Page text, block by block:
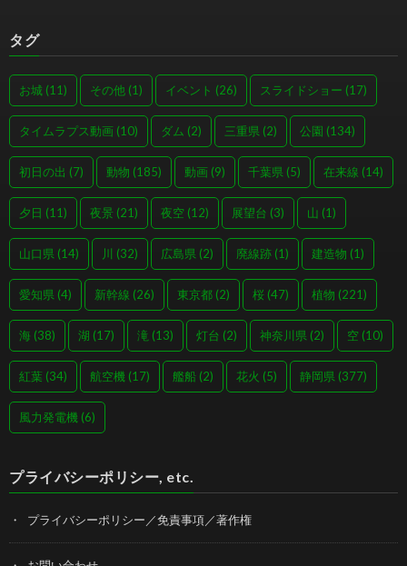
タグ
お城 (11) その他 (1) イベント (26) スライドショー (17)
タイムラプス動画 (10) ダム (2) 三重県 (2) 公園 (134)
初日の出 (7) 動物 (185) 動画 (9) 千葉県 (5) 在来線 (14)
夕日 (11) 夜景 (21) 夜空 (12) 展望台 (3) 山 (1)
山口県 (14) 川 (32) 広島県 (2) 廃線跡 (1) 建造物 (1)
愛知県 (4) 新幹線 (26) 東京都 (2) 桜 (47) 植物 (221)
海 (38) 湖 (17) 滝 (13) 灯台 (2) 神奈川県 (2) 空 (10)
紅葉 (34) 航空機 (17) 艦船 (2) 花火 (5) 静岡県 (377)
風力発電機 (6)
プライバシーポリシー, etc.
プライバシーポリシー／免責事項／著作権